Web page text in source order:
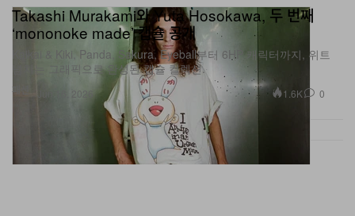
패션
Takashi Murakami와 Yuta Hosokawa, 두 번째
‘mononoke made’ 캡슐 공개
Kaikai & Kiki, Panda, Sakura, Eyeball부터 6HP 캐릭터까지, 위트
넘치는 그래픽으로 완성된 캡슐 컬렉션.
Jun 16, 2026 1.6K 0